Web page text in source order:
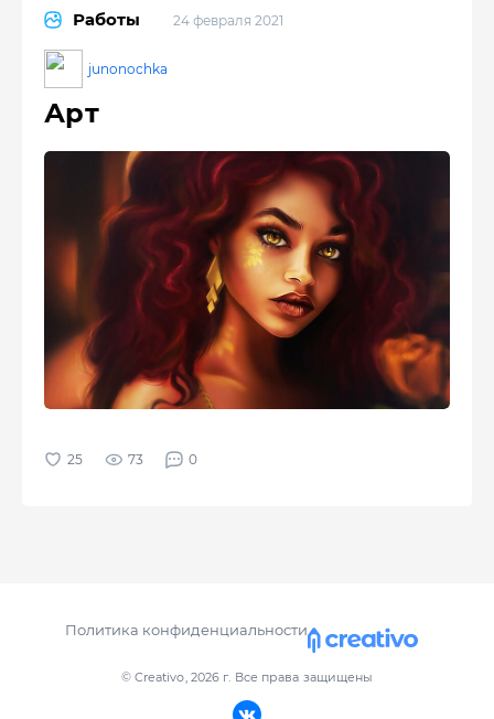
Работы 24 февраля 2021
junonochka
Арт
73 0
© Creativo, 2026 г. Все права защищены
Политика конфиденциальности